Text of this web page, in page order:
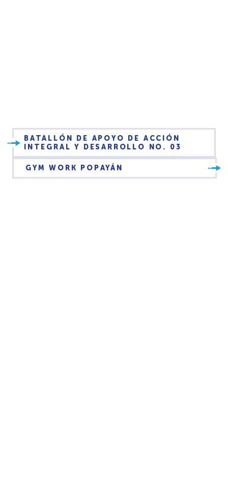
BATALLÓN DE APOYO DE ACCIÓN
INTEGRAL Y DESARROLLO NO. 03
GYM WORK POPAYÁN